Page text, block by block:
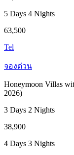
5 Days 4 Nights
63,500
Tel
จองด่วน
Honeymoon Villas
2026)
3 Days 2 Nights
38,900
4 Days 3 Nights